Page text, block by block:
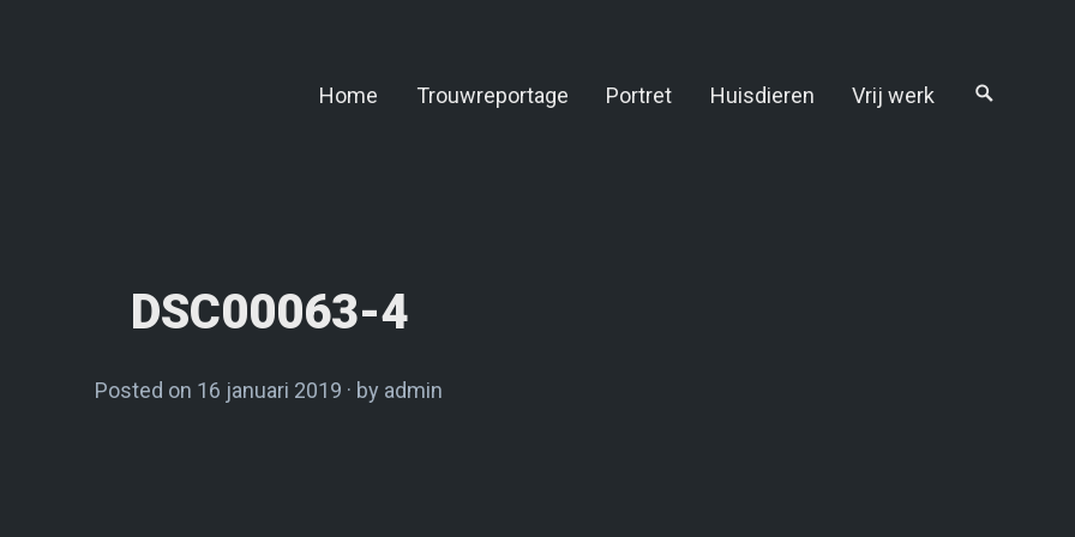
Home
Trouwreportage Portret Huisdieren Vrij werk
DSC00063-4
Posted on 16 januari 2019 by admin